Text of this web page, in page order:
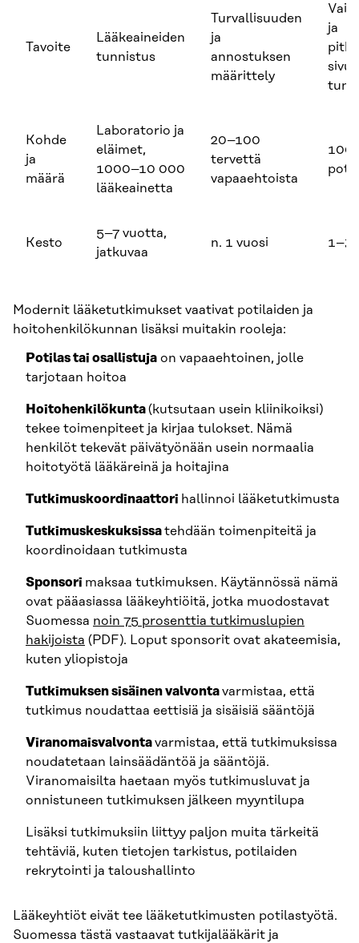
Tavoite
Lääkeaineiden
tunnistus
Turvallisuuden
ja
annostuksen
määrittely
ja
Kohde
ja
määrä
Laboratorio ja
eläimet,
1000–10 000
lääkeainetta
20–100
tervettä
vapaaehtoista
Kesto
5–7 vuotta,
jatkuvaa
n. 1 vuosi 1–3
Modernit lääketutkimukset vaativat potilaiden ja
hoitohenkilökunnan lisäksi muitakin rooleja:
Potilas tai osallistuja on vapaaehtoinen, jolle
tarjotaan hoitoa
Hoitohenkilökunta(kutsutaan usein kliinikoiksi)
tekee toimenpiteet ja kirjaa tulokset. Nämä
henkilöt tekevät päivätyönään usein normaalia
hoitotyötä lääkäreinä ja hoitajina
Tutkimuskoordinaattori hallinnoi lääketutkimusta
Tutkimuskeskuksissatehdään toimenpiteitä ja
koordinoidaan tutkimusta
Sponsori maksaa tutkimuksen. Käytännössä nämä
ovat pääasiassa lääkeyhtiöitä, jotka muodostavat
Suomessa noin 75 prosenttia tutkimuslupien
hakijoista (PDF). Loput sponsorit ovat akateemisia,
kuten yliopistoja
Tutkimuksen sisäinen valvontavarmistaa, että
tutkimus noudattaa eettisiä ja sisäisiä sääntöjä
Viranomaisvalvontavarmistaa, että tutkimuksissa
noudatetaan lainsäädäntöä ja sääntöjä.
Viranomaisilta haetaan myös tutkimusluvat ja
onnistuneen tutkimuksen jälkeen myyntilupa
Lisäksi tutkimuksiin liittyy paljon muita tärkeitä
tehtäviä, kuten tietojen tarkistus, potilaiden
rekrytointi ja taloushallinto
Lääkeyhtiöt eivät tee lääketutkimusten potilastyötä.
Suomessa tästä vastaavat tutkijalääkärit ja